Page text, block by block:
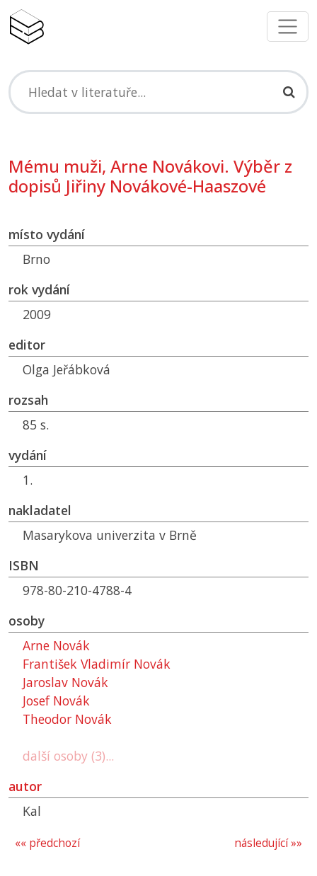
Mému muži, Arne Novákovi. Výběr z
dopisů Jiřiny Novákové-Haaszové
místo vydání
Brno
rok vydání
2009
editor
Olga Jeřábková
rozsah
85 s.
vydání
1.
nakladatel
Masarykova univerzita v Brně
ISBN
978-80-210-4788-4
osoby
Arne Novák
František Vladimír Novák
Jaroslav Novák
Josef Novák
Theodor Novák
další osoby (3)...
autor
Kal
následující »»
«« předchozí